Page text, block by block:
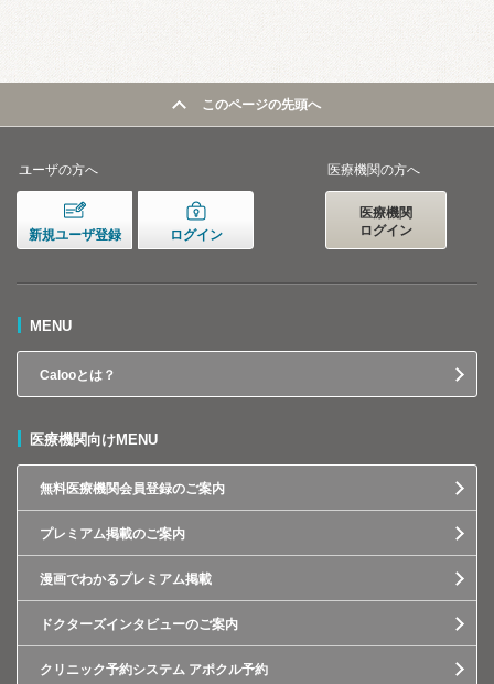
このページの先頭へ
ユーザの方へ
新規ユーザ登録 ログイン
医療機関の方へ
医療機関
ログイン
MENU
Calooとは？
医療機関向けMENU
無料医療機関会員登録のご案内
プレミアム掲載のご案内
漫画でわかるプレミアム掲載
ドクターズインタビューのご案内
クリニック予約システム アポクル予約